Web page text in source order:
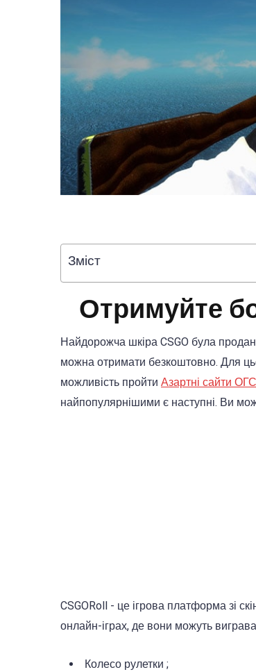
Зміст
Отримуйте
Найдорожча шкіра CSGO була
можна отримати безкоштовно. Для
можливість пройти Азартні сайти ОГС
найпопулярнішими є наступні. Ви
CSGORoll - це ігрова платформа зі
онлайн-іграх, де вони можуть
Колесо рулетки ;